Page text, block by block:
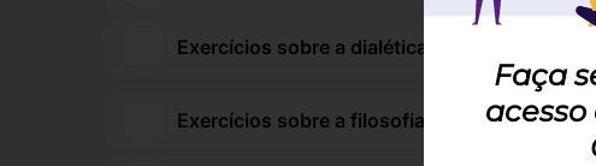
Exercícios sobre a dialética e o idealismo
Exercícios sobre a filosofia de Platão e o
Faça
acesso